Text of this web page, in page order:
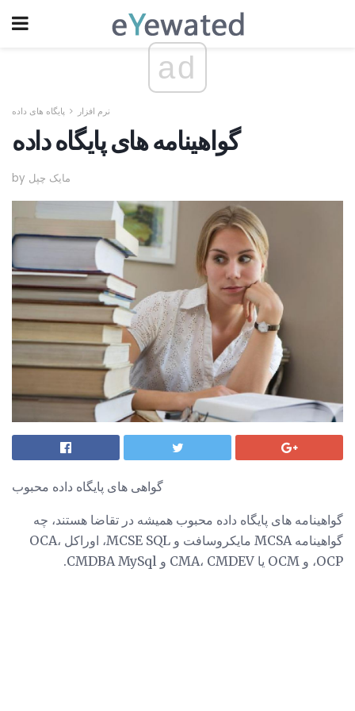
ad
نرم افزار پایگاه های داده
گواهینامه های پایگاه داده
by مایک چپل
گواهی های پایگاه داده محبوب
گواهینامه های پایگاه داده محبوب همیشه در تقاضا هستند، چه
گواهینامه MCSA مایکروسافت و MCSE SQL، اوراکل OCA،
OCP، و OCM یا CMA، CMDEV و CMDBA MySql.